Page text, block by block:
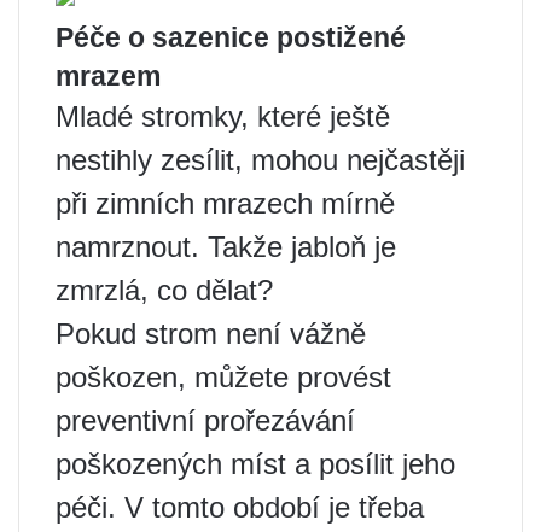
Péče o sazenice postižené
mrazem
Mladé stromky, které ještě
nestihly zesílit, mohou nejčastěji
při zimních mrazech mírně
namrznout. Takže jabloň je
zmrzlá, co dělat?
Pokud strom není vážně
poškozen, můžete provést
preventivní prořezávání
poškozených míst a posílit jeho
péči. V tomto období je třeba